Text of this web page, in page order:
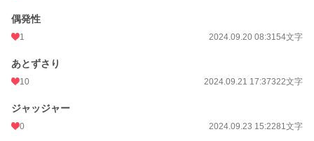
偶発性
1 2024.09.20 08:3154文字
あとずさり
10 2024.09.21 17:37322文字
ジャッジャー
0 2024.09.23 15:2281文字